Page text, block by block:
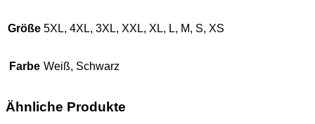
Größe 5XL, 4XL, 3XL, XXL, XL, L, M, S, XS
Farbe Weiß, Schwarz
Ähnliche Produkte